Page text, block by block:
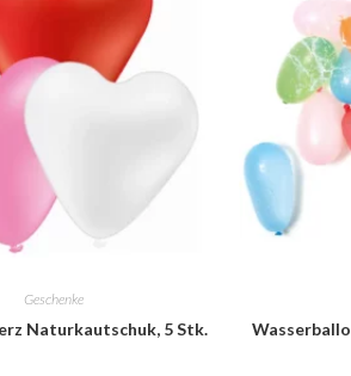
Geschenke
Naturkautschuk, 5 Stk.